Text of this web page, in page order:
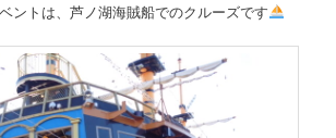
ントは、芦ノ湖海賊船でのクルーズです